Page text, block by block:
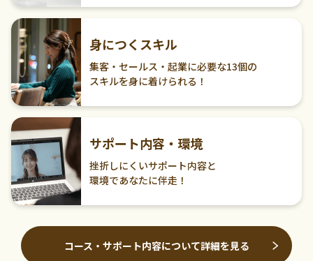
身につくスキル
集客・セールス・起業に必要な13個の
スキルを身に着けられる！
サポート内容・環境
挫折しにくいサポート内容と
環境であなたに伴走！
コース・サポート内容について詳細を見る